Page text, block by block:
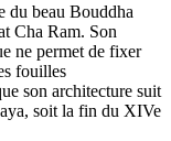
du beau Bouddha
Cha Ram. Son
ne permet de fixer
fouilles
son architecture suit
soit la fin du XIVe